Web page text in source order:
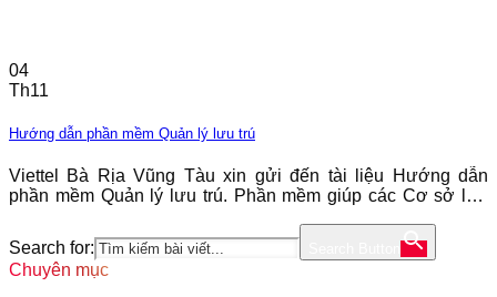
04
Th11
Hướng dẫn phần mềm Quản lý lưu trú
Viettel Bà Rịa Vũng Tàu xin gửi đến tài liệu Hướng dẫn
phần mềm Quản lý lưu trú. Phần mềm giúp các Cơ sở lưu
quản lý tiện lợi và nhanh chóng. Cấp cơ quan quản lý có thể
dễ dàng
Search for:
Chuyên mục